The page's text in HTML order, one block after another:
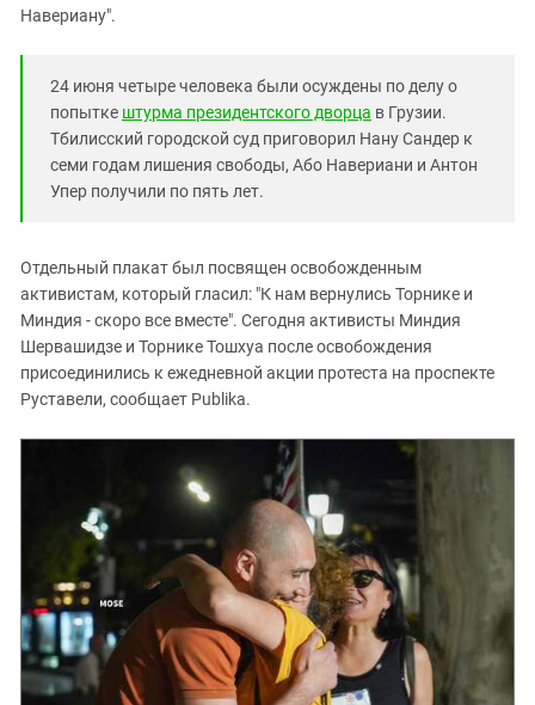
Навериану".
24 июня четыре человека были осуждены по делу о
попытке штурма президентского дворца в Грузии.
Тбилисский городской суд приговорил Нану Сандер к
семи годам лишения свободы, Або Навериани и Антон
Упер получили по пять лет.
Отдельный плакат был посвящен освобожденным
активистам, который гласил: "К нам вернулись Торнике и
Миндия - скоро все вместе". Сегодня активисты Миндия
Шервашидзе и Торнике Тошхуа после освобождения
присоединились к ежедневной акции протеста на проспекте
Руставели, сообщает Publika.